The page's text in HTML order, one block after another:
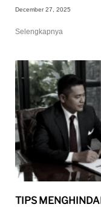
December 27, 2025
Selengkapnya
TIPS